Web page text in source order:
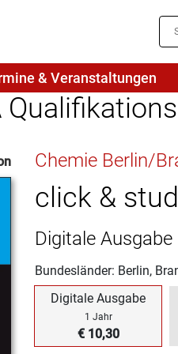
Medienbildung
Physik
Politik
Religion
Spanisch
& Veranstaltungen
Chemie Berlin/
click &
Digitale Ausgabe
Bundesländer: Berlin,
Digitale Ausgabe
1 Jahr
€ 10,30